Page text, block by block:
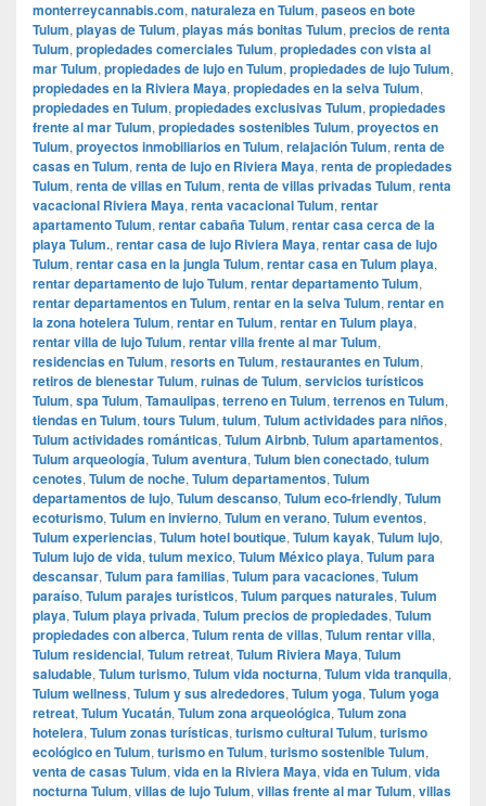
monterreycannabis.com, naturaleza en Tulum, paseos en bote
Tulum, playas de Tulum, playas más bonitas Tulum, precios de renta
Tulum, propiedades comerciales Tulum, propiedades con vista al
mar Tulum, propiedades de lujo en Tulum, propiedades de lujo Tulum,
propiedades en la Riviera Maya, propiedades en la selva Tulum,
propiedades en Tulum, propiedades exclusivas Tulum, propiedades
frente al mar Tulum, propiedades sostenibles Tulum, proyectos en
Tulum, proyectos inmobiliarios en Tulum, relajación Tulum, renta de
casas en Tulum, renta de lujo en Riviera Maya, renta de propiedades
Tulum, renta de villas en Tulum, renta de villas privadas Tulum, renta
vacacional Riviera Maya, renta vacacional Tulum, rentar
apartamento Tulum, rentar cabaña Tulum, rentar casa cerca de la
playa Tulum., rentar casa de lujo Riviera Maya, rentar casa de lujo
Tulum, rentar casa en la jungla Tulum, rentar casa en Tulum playa,
rentar departamento de lujo Tulum, rentar departamento Tulum,
rentar departamentos en Tulum, rentar en la selva Tulum, rentar en
la zona hotelera Tulum, rentar en Tulum, rentar en Tulum playa,
rentar villa de lujo Tulum, rentar villa frente al mar Tulum,
residencias en Tulum, resorts en Tulum, restaurantes en Tulum,
retiros de bienestar Tulum, ruinas de Tulum, servicios turísticos
Tulum, spa Tulum, Tamaulipas, terreno en Tulum, terrenos en Tulum,
tiendas en Tulum, tours Tulum, tulum, Tulum actividades para niños,
Tulum actividades románticas, Tulum Airbnb, Tulum apartamentos,
Tulum arqueología, Tulum aventura, Tulum bien conectado, tulum
cenotes, Tulum de noche, Tulum departamentos, Tulum
departamentos de lujo, Tulum descanso, Tulum eco-friendly, Tulum
ecoturismo, Tulum en invierno, Tulum en verano, Tulum eventos,
Tulum experiencias, Tulum hotel boutique, Tulum kayak, Tulum lujo,
Tulum lujo de vida, tulum mexico, Tulum México playa, Tulum para
descansar, Tulum para familias, Tulum para vacaciones, Tulum
paraíso, Tulum parajes turísticos, Tulum parques naturales, Tulum
playa, Tulum playa privada, Tulum precios de propiedades, Tulum
propiedades con alberca, Tulum renta de villas, Tulum rentar villa,
Tulum residencial, Tulum retreat, Tulum Riviera Maya, Tulum
saludable, Tulum turismo, Tulum vida nocturna, Tulum vida tranquila,
Tulum wellness, Tulum y sus alrededores, Tulum yoga, Tulum yoga
retreat, Tulum Yucatán, Tulum zona arqueológica, Tulum zona
hotelera, Tulum zonas turísticas, turismo cultural Tulum, turismo
ecológico en Tulum, turismo en Tulum, turismo sostenible Tulum,
venta de casas Tulum, vida en la Riviera Maya, vida en Tulum, vida
nocturna Tulum, villas de lujo Tulum, villas frente al mar Tulum, villas